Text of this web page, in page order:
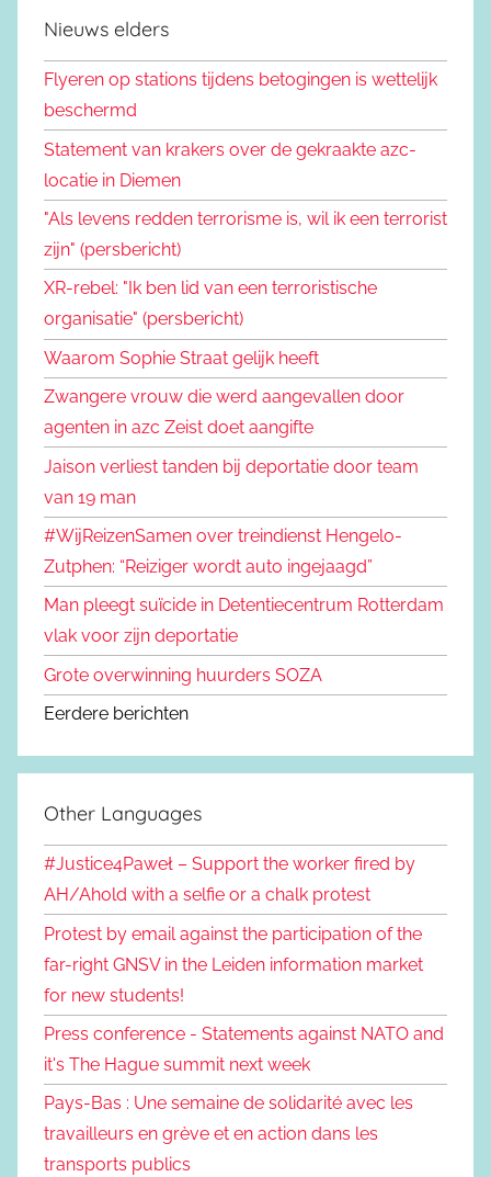
Nieuws elders
Flyeren op stations tijdens betogingen is wettelijk
beschermd
Statement van krakers over de gekraakte azc-
locatie in Diemen
"Als levens redden terrorisme is, wil ik een terrorist
zijn" (persbericht)
XR-rebel: "Ik ben lid van een terroristische
organisatie" (persbericht)
Waarom Sophie Straat gelijk heeft
Zwangere vrouw die werd aangevallen door
agenten in azc Zeist doet aangifte
Jaison verliest tanden bij deportatie door team
van 19 man
#WijReizenSamen over treindienst Hengelo-
Zutphen: “Reiziger wordt auto ingejaagd”
Man pleegt suïcide in Detentiecentrum Rotterdam
vlak voor zijn deportatie
Grote overwinning huurders SOZA
Eerdere berichten
Other Languages
#Justice4Paweł – Support the worker fired by
AH/Ahold with a selfie or a chalk protest
Protest by email against the participation of the
far-right GNSV in the Leiden information market
for new students!
Press conference - Statements against NATO and
it's The Hague summit next week
Pays-Bas : Une semaine de solidarité avec les
travailleurs en grève et en action dans les
transports publics